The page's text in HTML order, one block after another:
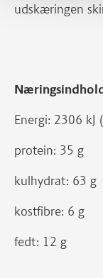
udskæringen
Energi: 2306 kJ
protein: 35 g
kulhydrat: 63 g
kostfibre: 6 g
fedt: 12 g